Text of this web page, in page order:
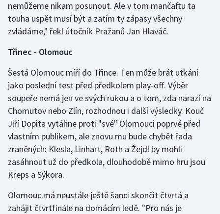
nemůžeme nikam posunout. Ale v tom mančaftu ta
touha uspět musí být a zatím ty zápasy všechny
zvládáme," řekl útočník Pražanů Jan Hlaváč.
Třinec - Olomouc
Šestá Olomouc míří do Třince. Ten může brát utkání
jako poslední test před předkolem play-off. Výběr
soupeře nemá jen ve svých rukou a o tom, zda narazí na
Chomutov nebo Zlín, rozhodnou i další výsledky. Kouč
Jiří Dopita vytáhne proti "své" Olomouci poprvé před
vlastním publikem, ale znovu mu bude chybět řada
zraněných: Klesla, Linhart, Roth a Žejdl by mohli
zasáhnout už do předkola, dlouhodobě mimo hru jsou
Kreps a Sýkora.
Olomouc má neustále ještě šanci skončit čtvrtá a
zahájit čtvrtfinále na domácím ledě. "Pro nás je